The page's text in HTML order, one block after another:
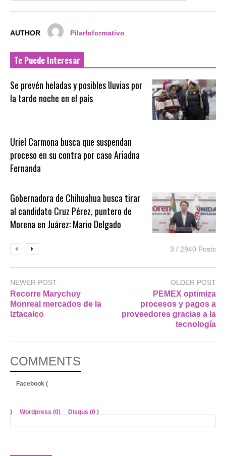
AUTHOR PilarInformativo
Te Puede Interesar
Se prevén heladas y posibles lluvias por
la tarde noche en el país
Uriel Carmona busca que suspendan
proceso en su contra por caso Ariadna
Fernanda
Gobernadora de Chihuahua busca tirar
al candidato Cruz Pérez, puntero de
Morena en Juárez: Mario Delgado
3 / 2940 Posts
NEWER POST
Recorre Marychuy
Monreal mercados de la
Iztacalco
OLDER POST
PEMEX optimiza
procesos y pagos a
proveedores gracias a la
tecnología
COMMENTS
Facebook (
) Wordpress (0) Disqus (0 )